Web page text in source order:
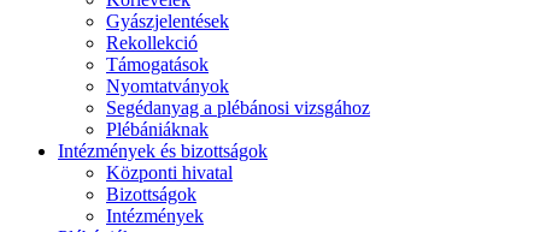
Gyászjelentések
Rekollekció
Támogatások
Nyomtatványok
Segédanyag a plébánosi vizsgához
Plébániáknak
Intézmények és bizottságok
Központi hivatal
Bizottságok
Intézmények